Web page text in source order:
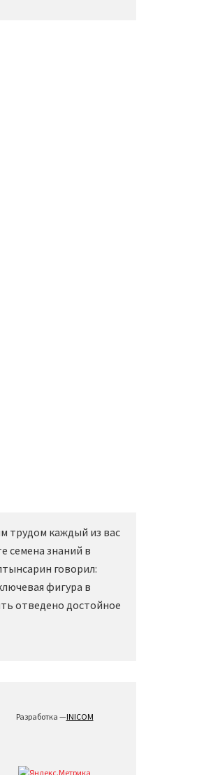
трудом каждый из вас
семена знаний в
говорил:
фигура в
отведено достойное
Разработка —INICOM